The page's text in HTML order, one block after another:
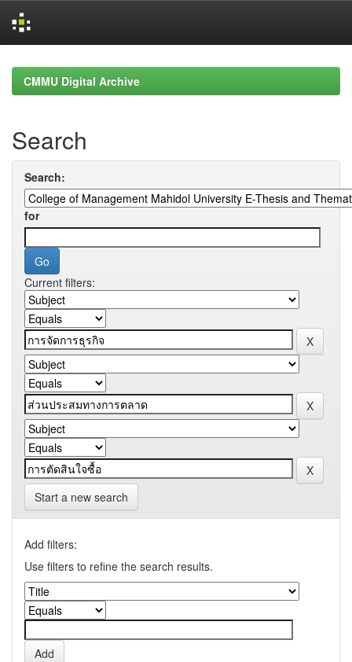
navigationCMMU Digital Archive
Search
Search:
for
Current filters:
Start a new search
Add filters:
Use filters to refine the search results.